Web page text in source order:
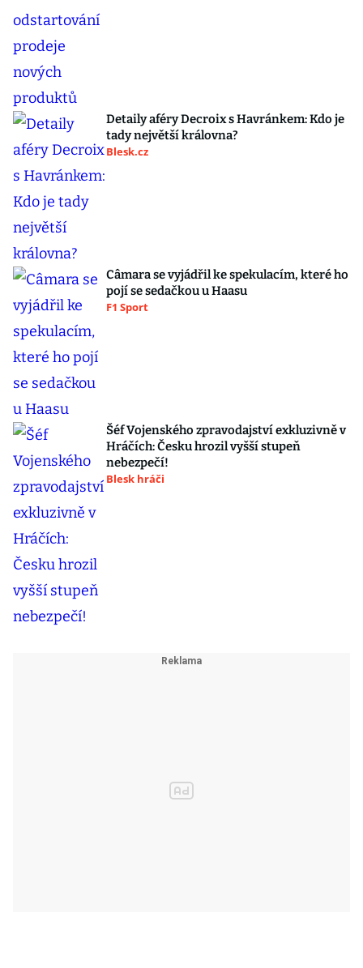
Detaily aféry Decroix s Havránkem: Kdo je
tady největší královna?
Blesk.cz
Câmara se vyjádřil ke spekulacím, které ho
pojí se sedačkou u Haasu
F1 Sport
Šéf Vojenského zpravodajství exkluzivně v
Hráčích: Česku hrozil vyšší stupeň
nebezpečí!
Blesk hráči